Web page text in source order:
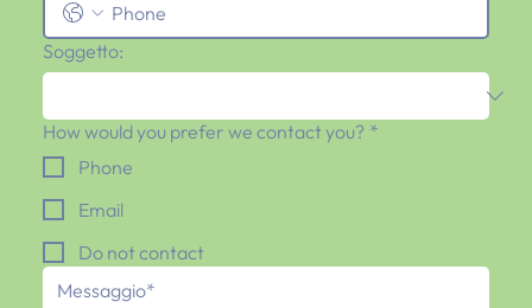
Soggetto:
How would you prefer we contact you? *
Phone
Email
Do not contact